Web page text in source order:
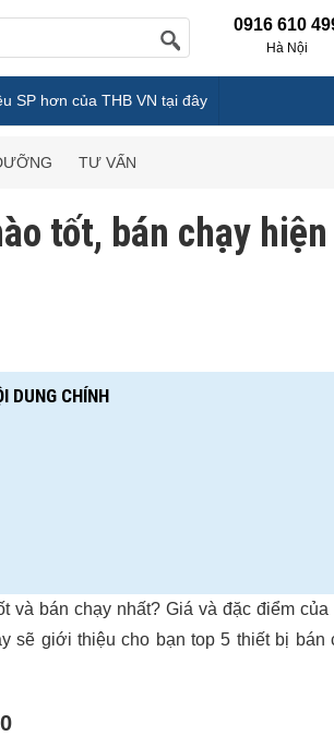
0916 610
Hà Nội
SP hơn của THB VN tại đây
TƯ VẤN
tốt, bán chạy hiện
DUNG CHÍNH
và bán chạy nhất? Giá và đặc điểm
sẽ giới thiệu cho bạn top 5 thiết bị bán